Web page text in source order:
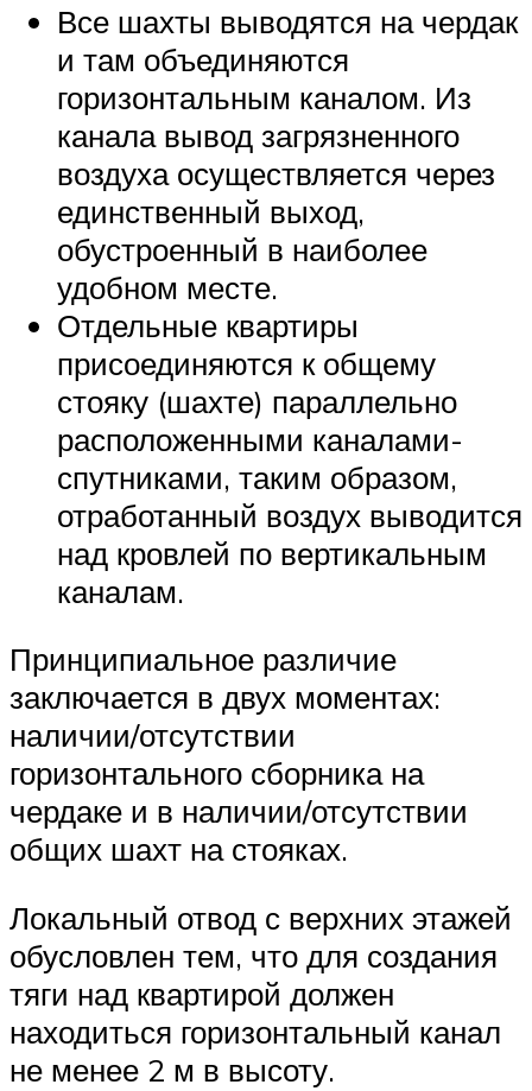
Все шахты выводятся на чердак
и там объединяются
горизонтальным каналом. Из
канала вывод загрязненного
воздуха осуществляется через
единственный выход,
обустроенный в наиболее
удобном месте.
Отдельные квартиры
присоединяются к общему
стояку (шахте) параллельно
расположенными каналами-
спутниками, таким образом,
отработанный воздух выводится
над кровлей по вертикальным
каналам.
Принципиальное различие
заключается в двух моментах:
наличии/отсутствии
горизонтального сборника на
чердаке и в наличии/отсутствии
общих шахт на стояках.
Локальный отвод с верхних этажей
обусловлен тем, что для создания
тяги над квартирой должен
находиться горизонтальный канал
не менее 2 м в высоту.